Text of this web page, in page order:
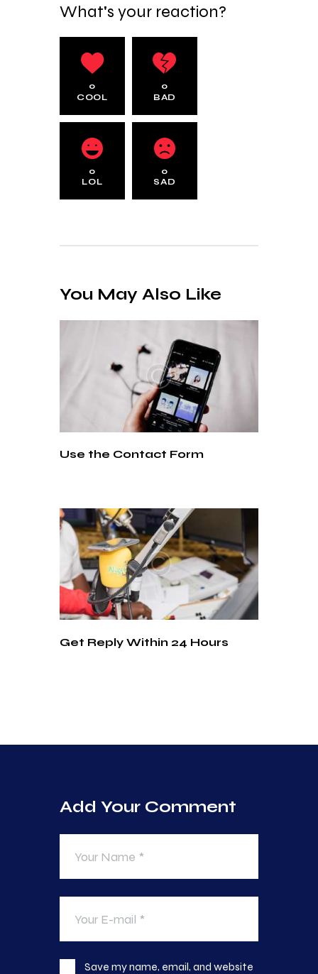
What's your reaction?
0
COOL
0
BAD
0
LOL
0
SAD
You May Also Like
Use the Contact Form
Get Reply Within 24 Hours
Add Your Comment
Save my name, email, and website